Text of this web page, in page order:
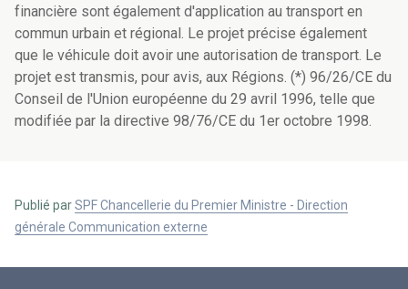
financière sont également d'application au transport en
commun urbain et régional. Le projet précise également
que le véhicule doit avoir une autorisation de transport. Le
projet est transmis, pour avis, aux Régions. (*) 96/26/CE du
Conseil de l'Union européenne du 29 avril 1996, telle que
modifiée par la directive 98/76/CE du 1er octobre 1998.
Publié parSPF Chancellerie du Premier Ministre - Direction
générale Communication externe